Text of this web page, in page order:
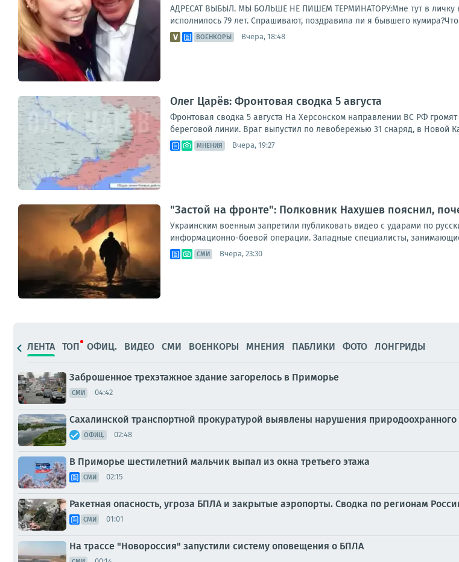
АДРЕСАТ ВЫБЫЛ. МЫ БОЛЬШЕ НЕ ПИШЕМ ТЕРМИНАТОРУ:Мне тут в личку
исполнилось 79 лет. Спрашивают, поздравила ли я бывшего
ВОЕНКОРЫ Вчера, 18:48
Олег Царёв: Фронтовая сводка 5 августа
Фронтовая сводка 5 августа На Херсонском направлении ВС РФ
береговой линии. Враг выпустил по левобережью 31 снаряд, в Новой
МНЕНИЯ Вчера, 19:27
"Застой на фронте": Полковник Нахушев пояснил,
Украинским военным запретили публиковать видео с ударами по
информационно-боевой операции. Западные специалисты,
СМИ Вчера, 23:30
ЛЕНТА ТОП ОФИЦ. ВИДЕО СМИ ВОЕНКОРЫ МНЕНИЯ ПАБЛИКИ ФОТО ЛОНГРИДЫ
Заброшенное трехэтажное здание загорелось в Приморье
СМИ 04:42
Сахалинской транспортной прокуратурой выявлены нарушения природоохранного
ОФИЦ. 02:48
В Приморье шестилетний мальчик выпал из окна третьего этажа
СМИ 02:15
Ракетная опасность, угроза БПЛА и закрытые аэропорты. Сводка по регионам
СМИ 01:01
На трассе "Новороссия" запустили систему оповещения о БПЛА